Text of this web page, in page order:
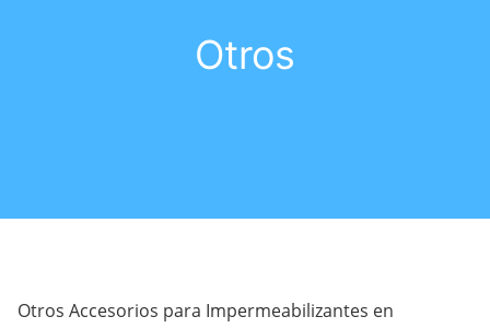
Otros
Otros Accesorios para Impermeabilizantes en